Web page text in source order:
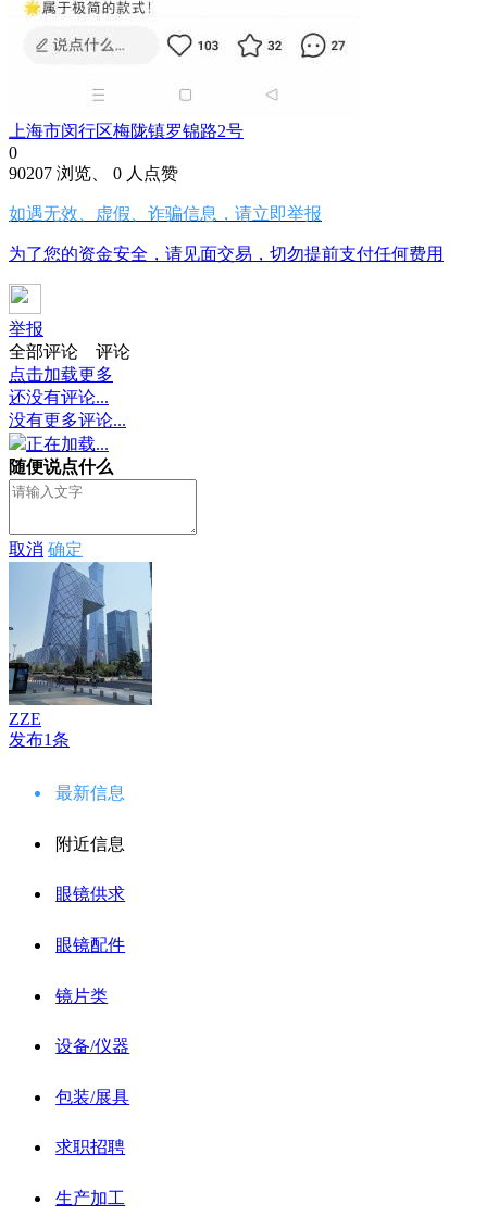
上海市闵行区梅陇镇罗锦路2号
0
90207 浏览、 0 人点赞
如遇无效、虚假、诈骗信息，请立即举报
为了您的资金安全，请见面交易，切勿提前支付任何费用
举报
全部评论
评论
点击加载更多
还没有评论...
没有更多评论...
正在加载...
随便说点什么
取消 确定
ZZE
发布1条
最新信息
附近信息
眼镜供求
眼镜配件
镜片类
设备/仪器
包装/展具
求职招聘
生产加工